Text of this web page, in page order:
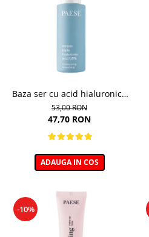
Baza ser cu acid hialuronic -
30ml
53,00 RON
47,70 RON
ADAUGA IN COS
-10%